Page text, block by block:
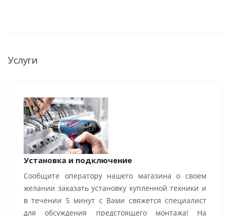
Услуги
Установка и подключение
Сообщите оператору нашего магазина о своем
желании заказать установку купленной техники и
в течении 5 минут с Вами свяжется специалист
для обсуждения предстоящего монтажа! На